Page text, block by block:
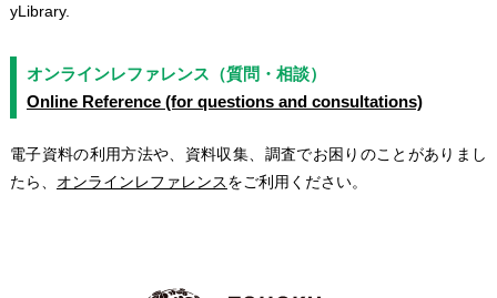
yLibrary.
オンラインレファレンス（質問・相談）
Online Reference (for questions and consultations)
電子資料の利用方法や、資料収集、調査でお困りのことがありまし
たら、 オンラインレファレンスをご利用ください。